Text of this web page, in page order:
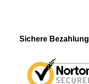
Sichere Bezahlung